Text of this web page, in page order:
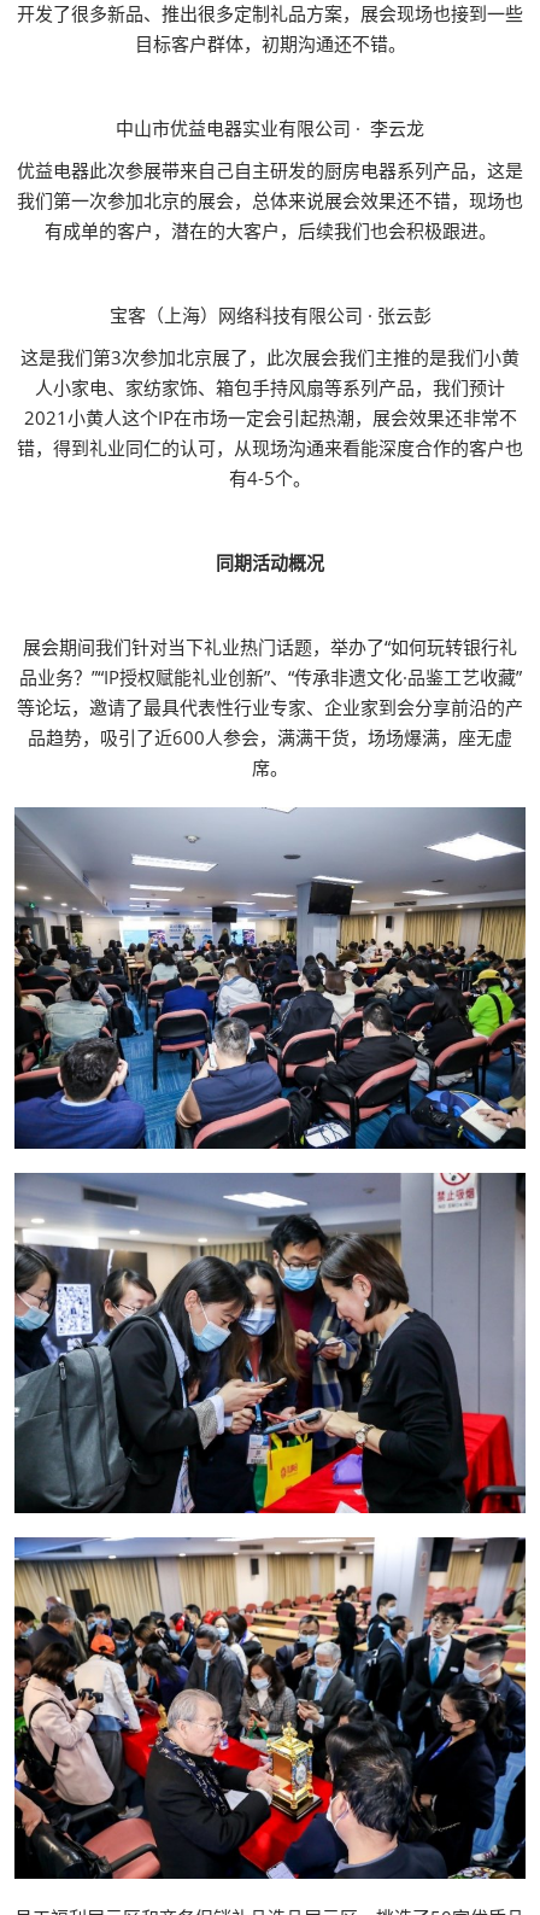
开发了很多新品、推出很多定制礼品方案，展会现场也接到一些
目标客户群体，初期沟通还不错。
中山市优益电器实业有限公司 · 李云龙
优益电器此次参展带来自己自主研发的厨房电器系列产品，这是
我们第一次参加北京的展会，总体来说展会效果还不错，现场也
有成单的客户，潜在的大客户，后续我们也会积极跟进。
宝客（上海）网络科技有限公司 · 张云彭
这是我们第3次参加北京展了，此次展会我们主推的是我们小黄
人小家电、家纺家饰、箱包手持风扇等系列产品，我们预计
2021小黄人这个IP在市场一定会引起热潮，展会效果还非常不
错，得到礼业同仁的认可，从现场沟通来看能深度合作的客户也
有4-5个。
同期活动概况
展会期间我们针对当下礼业热门话题，举办了“如何玩转银行礼
品业务？”“IP授权赋能礼业创新”、“传承非遗文化·品鉴工艺收藏”
等论坛，邀请了最具代表性行业专家、企业家到会分享前沿的产
品趋势，吸引了近600人参会，满满干货，场场爆满，座无虚
席。